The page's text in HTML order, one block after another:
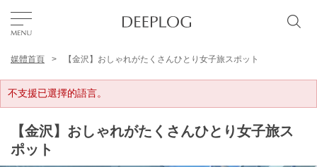
TOP
區域
媒體首頁 【金沢】おしゃれがたくさんひとり女子旅スポット
不支援已選擇的語言。
【金沢】おしゃれがたくさんひとり女子旅ス
ポット